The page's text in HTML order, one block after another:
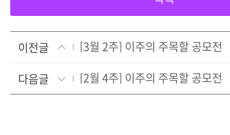
이전글
[3월 2주] 이주의 주목할 공모전
다음글
[2월 4주] 이주의 주목할 공모전